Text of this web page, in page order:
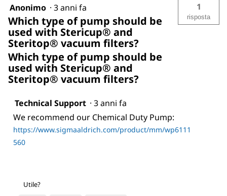
Anonimo · 3 anni fa
Which type of pump should be
used with Stericup® and
Steritop® vacuum filters?
Which type of pump should be
used with Stericup® and
Steritop® vacuum filters?
1
risposta
Technical Support · 3 anni fa
We recommend our Chemical Duty Pump:
https://www.sigmaaldrich.com/product/mm/wp6111
560
Utile?